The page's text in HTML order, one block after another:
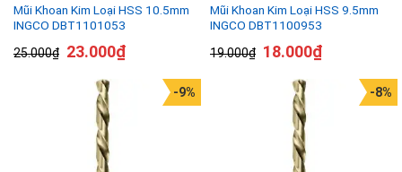
Mũi Khoan Kim Loại HSS 10.5mm
INGCO DBT1101053
25.000₫ 23.000₫
Mũi Khoan Kim Loại HSS 9.5mm
INGCO DBT1100953
19.000₫ 18.000₫
-9% -8%